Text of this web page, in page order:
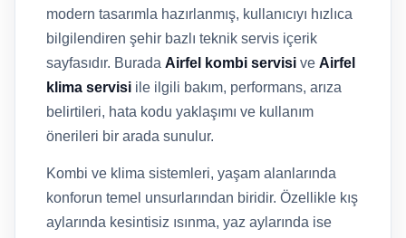
modern tasarımla hazırlanmış, kullanıcıyı hızlıca
bilgilendiren şehir bazlı teknik servis içerik
sayfasıdır. Burada Airfel kombi servisi ve Airfel
klima servisi ile ilgili bakım, performans, arıza
belirtileri, hata kodu yaklaşımı ve kullanım
önerileri bir arada sunulur.
Kombi ve klima sistemleri, yaşam alanlarında
konforun temel unsurlarından biridir. Özellikle kış
aylarında kesintisiz ısınma, yaz aylarında ise